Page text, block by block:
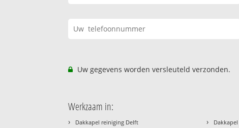
Uw gegevens worden versleuteld verzonden.
Werkzaam in:
› Dakkapel reiniging Delft ›